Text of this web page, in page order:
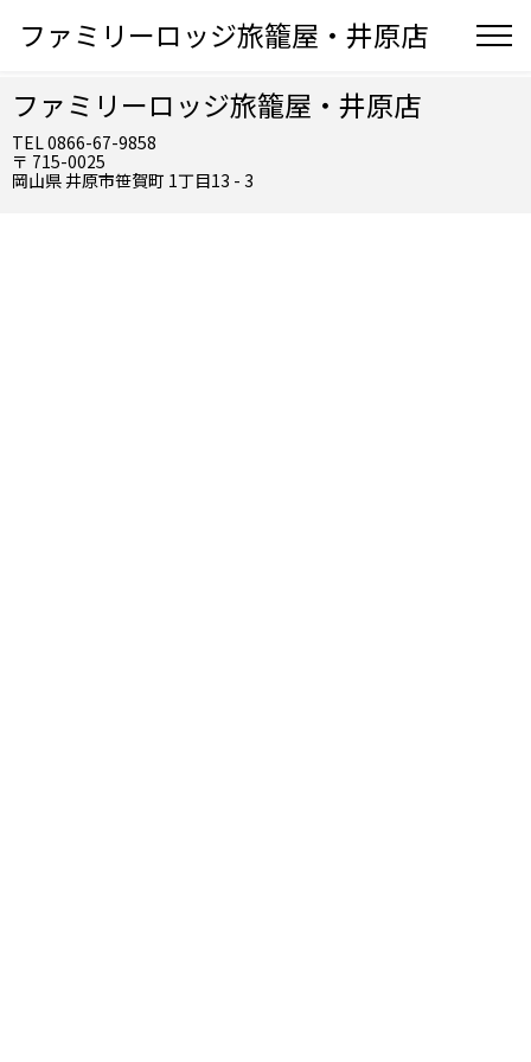
ファミリーロッジ旅籠屋・井原店
ファミリーロッジ旅籠屋・井原店
TEL 0866-67-9858
〒 715-0025
岡山県 井原市笹賀町 1丁目13 - 3